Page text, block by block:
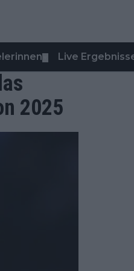
Live
2025